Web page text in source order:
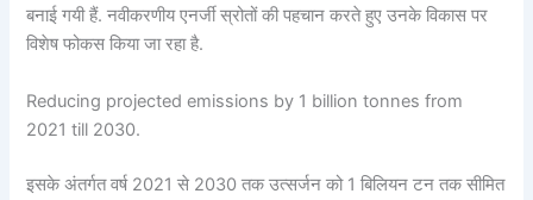
बनाई गयी हैं. नवीकरणीय एनर्जी स्रोतों की पहचान करते हुए उनके विकास पर
विशेष फोकस किया जा रहा है.
Reducing projected emissions by 1 billion tonnes from
2021 till 2030.
इसके अंतर्गत वर्ष 2021 से 2030 तक उत्सर्जन को 1 बिलियन टन तक सीमित